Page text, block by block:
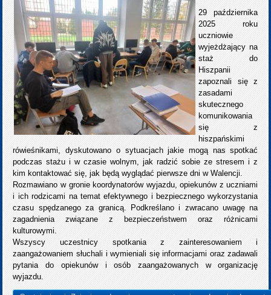
29 października
2025 roku
uczniowie
wyjeżdżający na
staż do
Hiszpanii
zapoznali się z
zasadami
skutecznego
komunikowania
się z
hiszpańskimi
rówieśnikami, dyskutowano o sytuacjach jakie mogą nas spotkać
podczas stażu i w czasie wolnym, jak radzić sobie ze stresem i z
kim kontaktować się, jak będą wyglądać pierwsze dni w Walencji.
Rozmawiano w gronie koordynatorów wyjazdu, opiekunów z uczniami
i ich rodzicami na temat efektywnego i bezpiecznego wykorzystania
czasu spędzanego za granicą. Podkreślano i zwracano uwagę na
zagadnienia związane z bezpieczeństwem oraz różnicami
kulturowymi.
Wszyscy uczestnicy spotkania z zainteresowaniem i
zaangażowaniem słuchali i wymieniali się informacjami oraz zadawali
pytania do opiekunów i osób zaangażowanych w organizację
wyjazdu.